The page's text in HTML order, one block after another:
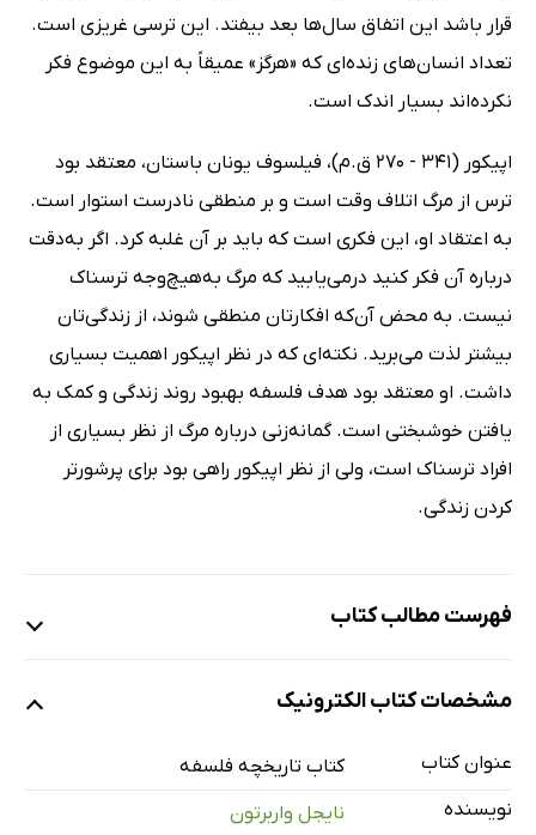
قرار باشد این اتفاق سال‌ها بعد بیفتد. این ترسى غریزى است.
تعداد انسان‌هاى زنده‌اى که «هرگز» عمیقاً به این موضوع فکر
نکرده‌اند بسیار اندک است.
اپیکور (341 - 270 ق.م)، فیلسوف یونان باستان، معتقد بود
ترس از مرگ اتلاف وقت است و بر منطقى نادرست استوار است.
به اعتقاد او، این فکرى است که باید بر آن غلبه کرد. اگر به‌دقت
درباره آن فکر کنید درمى‌یابید که مرگ به‌هیچ‌وجه ترسناک
نیست. به محض آن‌که افکارتان منطقى شوند، از زندگى‌تان
بیشتر لذت مى‌برید. نکته‌اى که در نظر اپیکور اهمیت بسیارى
داشت. او معتقد بود هدف فلسفه بهبود روند زندگى و کمک به
یافتن خوشبختى است. گمانه‌زنى درباره مرگ از نظر بسیارى از
افراد ترسناک است، ولى از نظر اپیکور راهى بود براى پرشورتر
کردن زندگى.
فهرست مطالب کتاب
مشخصات کتاب الکترونیک
عنوان کتاب
کتاب تاریخچه فلسفه
نویسنده
نایجل واربرتون